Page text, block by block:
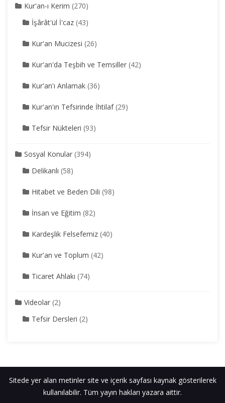
Kur'an-ı Kerim (270)
İşârât'ül İ'caz (43)
Kur'an Mucizesi (26)
Kur'an'da Teşbih ve Temsiller (42)
Kur'an'ı Anlamak (36)
Kur'an'ın Tefsirinde İhtilaf(29)
Tefsir Nükteleri (93)
Sosyal Konular (394)
Delikanlı (58)
Hitabet ve Beden Dili (98)
İnsan ve Eğitim (82)
Kardeşlik Felsefemiz (40)
Kur'an ve Toplum (42)
Ticaret Ahlakı (74)
Videolar (2)
Tefsir Dersleri (2)
Sitede yer alan metinler site ve içerik sayfası kaynak gösterilerek
kullanılabilir. Tüm yayın hakları yazara aittir.